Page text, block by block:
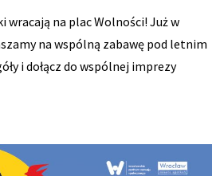
wracają na plac Wolności! Już w
na wspólną zabawę pod letnim
i dołącz do wspólnej imprezy